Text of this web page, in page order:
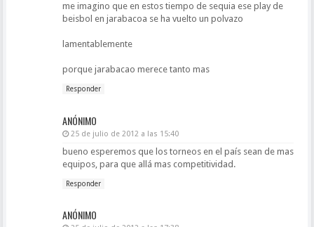
me imagino que en estos tiempo de sequia ese play de
beisbol en jarabacoa se ha vuelto un polvazo
lamentablemente
porque jarabacao merece tanto mas
Responder
ANÓNIMO
25 de julio de 2012 a las 15:40
bueno esperemos que los torneos en el país sean de mas
equipos, para que allá mas competitividad.
Responder
ANÓNIMO